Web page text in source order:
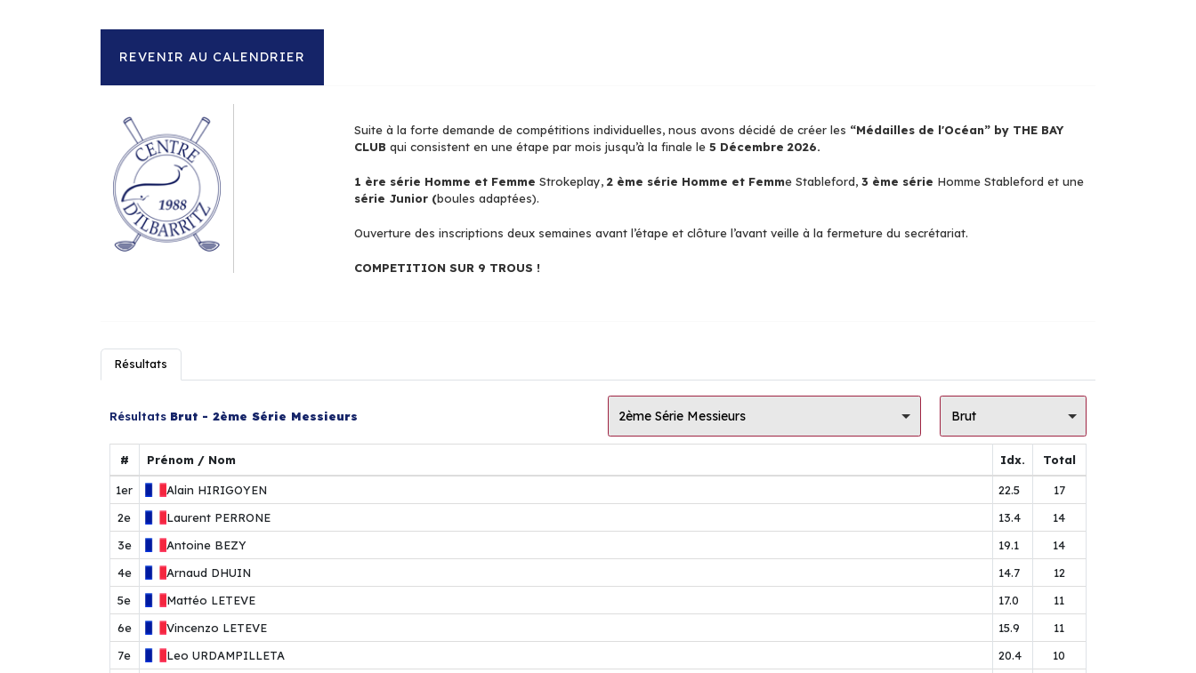
REVENIR AU CALENDRIER
Suite à la forte demande de compétitions individuelles, nous avons décidé de créer les “Médailles de l'Océan” by THE BAY
CLUB qui consistent en une étape par mois jusqu’à la finale le 5 Décembre 2026.
1 ère série Homme et Femme Strokeplay, 2 ème série Homme et Femme Stableford, 3 ème série Homme Stableford et une
série Junior (boules adaptées).
Ouverture des inscriptions deux semaines avant l’étape et clôture l’avant veille à la fermeture du secrétariat.
COMPETITION SUR 9 TROUS !
Résultats
Résultats Brut - 2ème Série Messieurs 2ème Série Messieurs Brut
# Prénom / Nom Idx. Total
1er Alain HIRIGOYEN 22.5
17
2e
Laurent PERRONE 13.4
14
3e
Antoine BEZY 19.1
14
4e
Arnaud DHUIN 14.7
12
5e
Mattéo LETEVE 17.0
11
6e
Vincenzo LETEVE 15.9
11
7e
Leo URDAMPILLETA 20.4
10